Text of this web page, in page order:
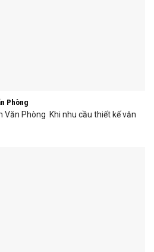
Phòng
Văn Phòng Khi nhu cầu thiết kế văn